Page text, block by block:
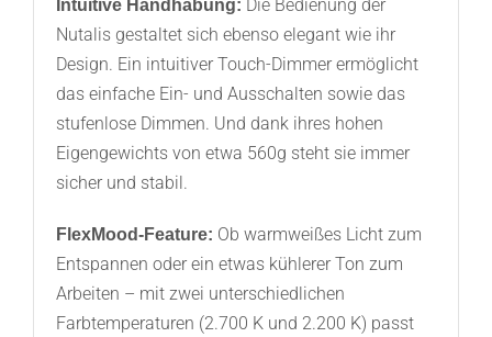
Intuitive Handhabung: Die Bedienung der
Nutalis gestaltet sich ebenso elegant wie ihr
Design. Ein intuitiver Touch-Dimmer ermöglicht
das einfache Ein- und Ausschalten sowie das
stufenlose Dimmen. Und dank ihres hohen
Eigengewichts von etwa 560g steht sie immer
sicher und stabil.
FlexMood-Feature: Ob warmweißes Licht zum
Entspannen oder ein etwas kühlerer Ton zum
Arbeiten – mit zwei unterschiedlichen
Farbtemperaturen (2.700 K und 2.200 K) passt